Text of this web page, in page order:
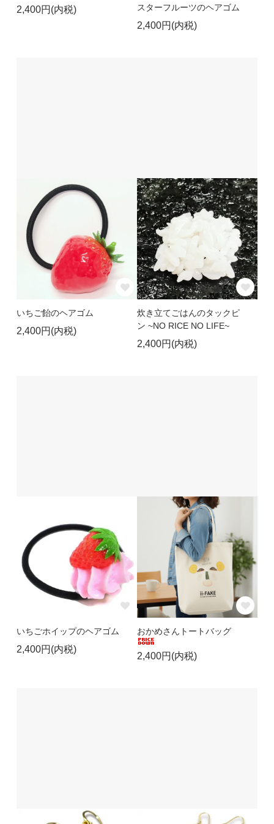
2,400円(内税) スターフルーツのヘアゴム
2,400円(内税)
いちご飴のヘアゴム
2,400円(内税)
炊き立てごはんのタックピ
ン ~NO RICE NO LIFE~
2,400円(内税)
いちごホイップのヘアゴム
2,400円(内税)
おかめさんトートバッグ
2,400円(内税)